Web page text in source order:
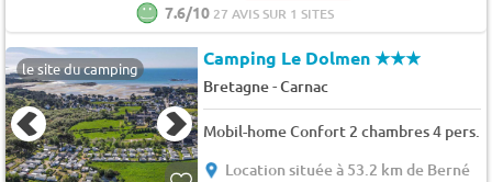
7.6/10 27 AVIS SUR 1 SITES
le site du camping Camping Le Dolmen★★★
Bretagne-Carnac
Mobil-home Confort 2 chambres 4 pers.
Location située à 53.2 km de Berné